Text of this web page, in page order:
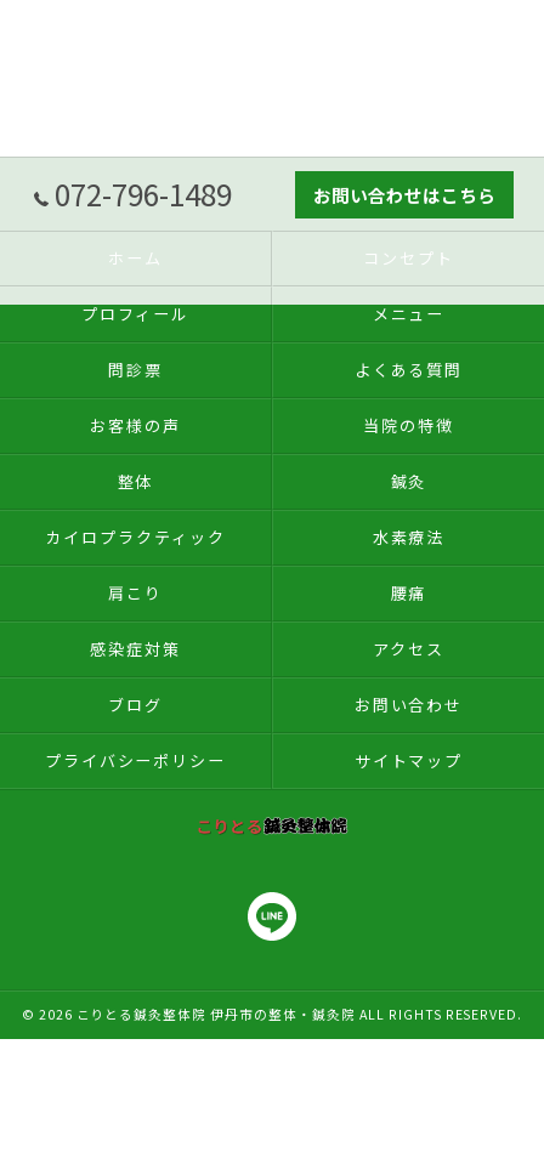
072-796-1489 お問い合わせはこちら
ホーム コンセプト
プロフィール メニュー
問診票 よくある質問
お客様の声 当院の特徴
整体 鍼灸
カイロプラクティック 水素療法
肩こり 腰痛
感染症対策 アクセス
ブログ お問い合わせ
プライバシーポリシー サイトマップ
© 2026 こりとる鍼灸整体院 伊丹市の整体・鍼灸院 ALL RIGHTS RESERVED.